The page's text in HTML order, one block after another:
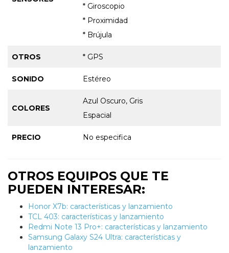
* Giroscopio
* Proximidad
* Brújula
OTROS * GPS
SONIDO Estéreo
COLORES
Azul Oscuro, Gris
Espacial
PRECIO No especifica
OTROS EQUIPOS QUE TE
PUEDEN INTERESAR:
Honor X7b: características y lanzamiento
TCL 403: características y lanzamiento
Redmi Note 13 Pro+: características y lanzamiento
Samsung Galaxy S24 Ultra: características y
lanzamiento